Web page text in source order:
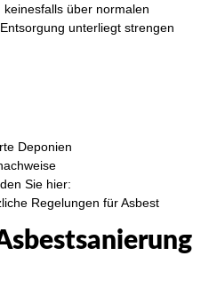
über normalen
unterliegt strengen
Deponien
Sie hier:
Regelungen für Asbest